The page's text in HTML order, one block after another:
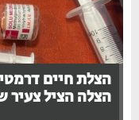
הצלת חיים
הצלה הציל צעיר